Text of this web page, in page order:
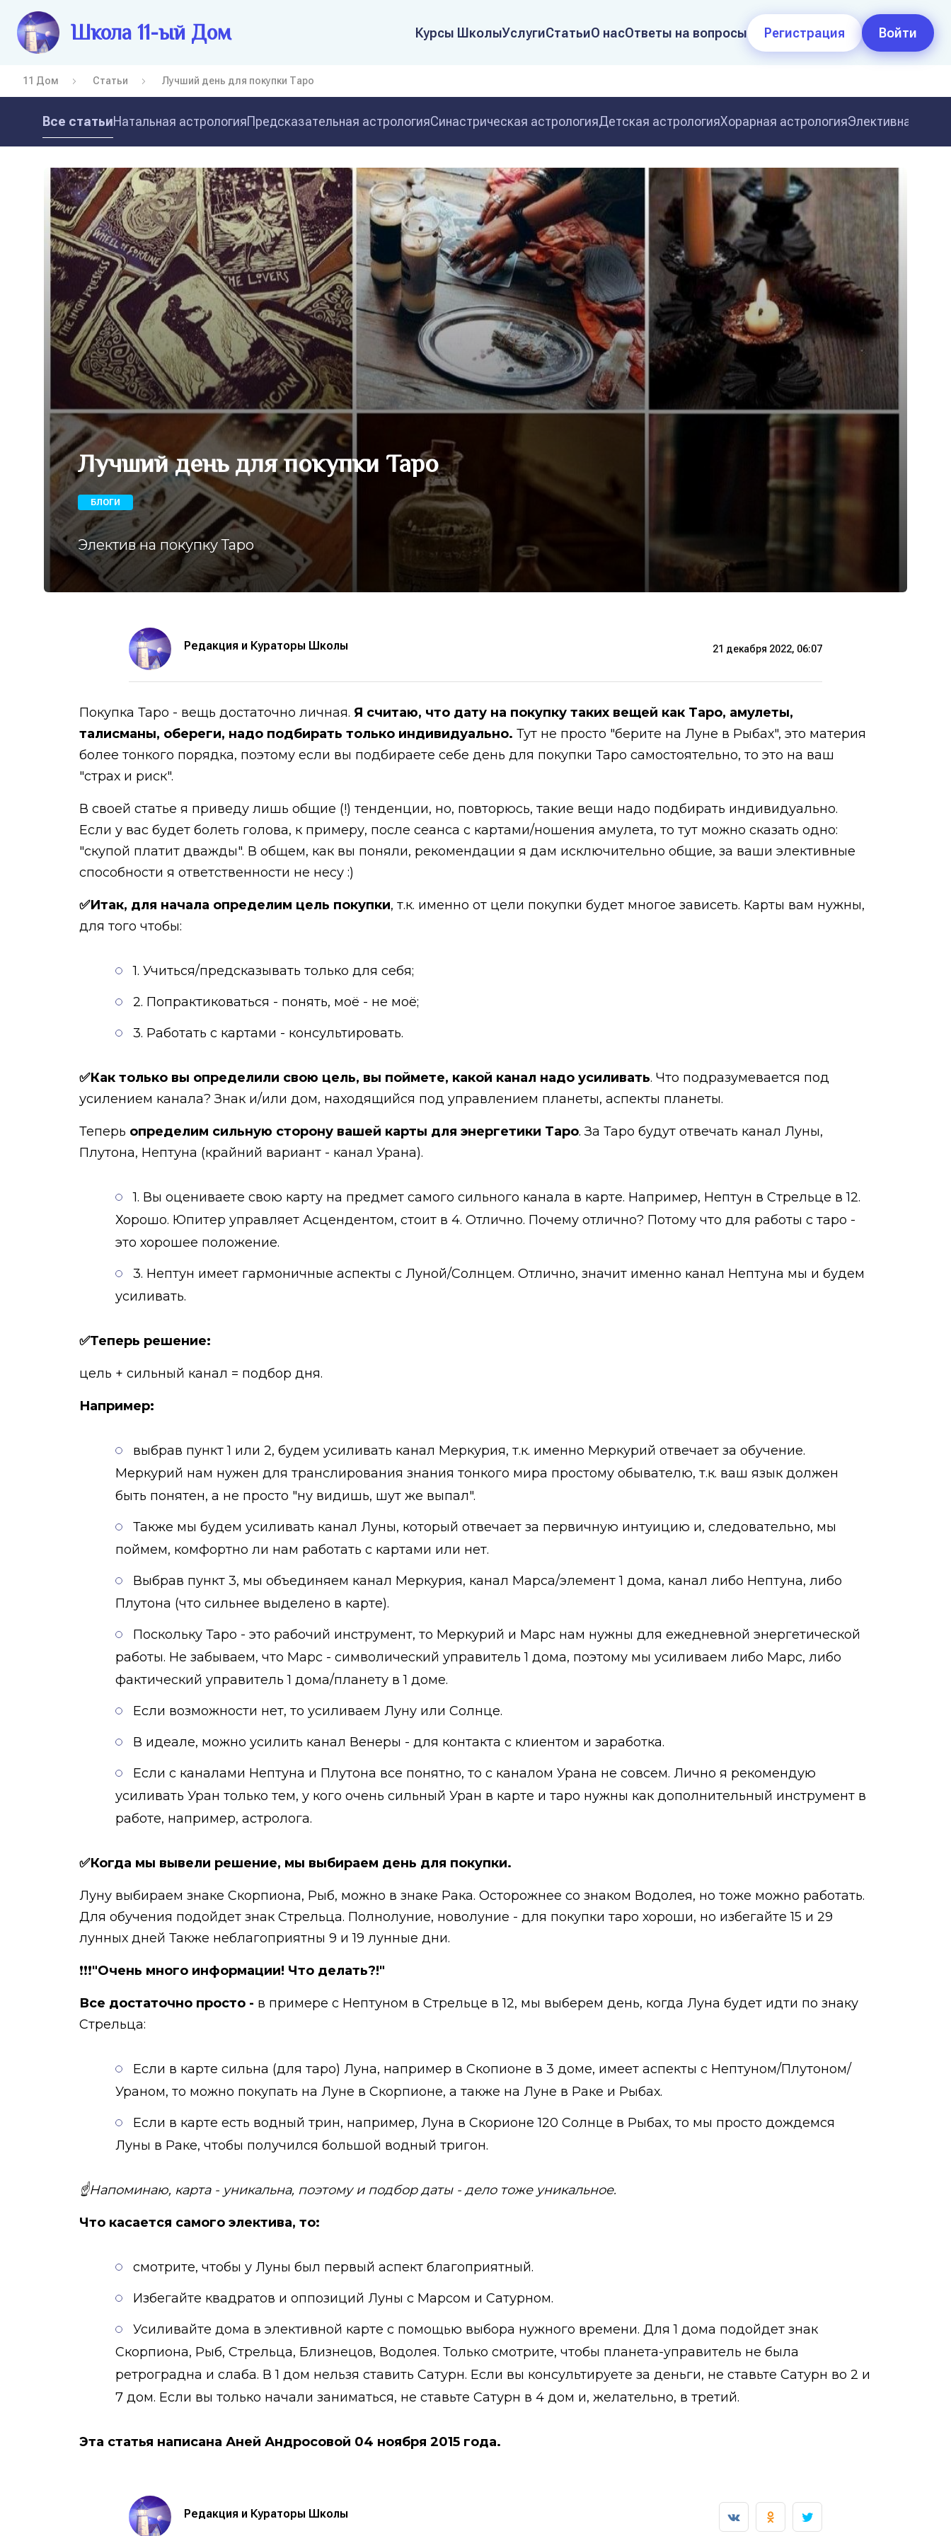
Школа 11-ый Дом Курсы ШколыУслугиСтатьиО насОтветы на вопросы Регистрация Войти
11 Дом Статьи Лучший день для покупки Таро
Все статьиНатальная астрологияПредсказательная астрологияСинастрическая астрологияДетская астрологияХорарная астрологияЭлективная
Лучший день для покупки Таро
БЛОГИ
Электив на покупку Таро
Редакция и Кураторы Школы 21 декабря 2022, 06:07
Покупка Таро - вещь достаточно личная. Я считаю, что дату на покупку таких вещей как Таро, амулеты,
талисманы, обереги, надо подбирать только индивидуально. Тут не просто "берите на Луне в Рыбах", это материя
более тонкого порядка, поэтому если вы подбираете себе день для покупки Таро самостоятельно, то это на ваш
"страх и риск".
В своей статье я приведу лишь общие (!) тенденции, но, повторюсь, такие вещи надо подбирать индивидуально.
Если у вас будет болеть голова, к примеру, после сеанса с картами/ношения амулета, то тут можно сказать одно:
"скупой платит дважды". В общем, как вы поняли, рекомендации я дам исключительно общие, за ваши элективные
способности я ответственности не несу :)
✅Итак, для начала определим цель покупки, т.к. именно от цели покупки будет многое зависеть. Карты вам нужны,
для того чтобы:
1. Учиться/предсказывать только для себя;
2. Попрактиковаться - понять, моё - не моё;
3. Работать с картами - консультировать.
✅Как только вы определили свою цель, вы поймете, какой канал надо усиливать. Что подразумевается под
усилением канала? Знак и/или дом, находящийся под управлением планеты, аспекты планеты.
Теперь определим сильную сторону вашей карты для энергетики Таро. За Таро будут отвечать канал Луны,
Плутона, Нептуна (крайний вариант - канал Урана).
1. Вы оцениваете свою карту на предмет самого сильного канала в карте. Например, Нептун в Стрельце в 12.
Хорошо. Юпитер управляет Асцендентом, стоит в 4. Отлично. Почему отлично? Потому что для работы с таро -
это хорошее положение.
3. Нептун имеет гармоничные аспекты с Луной/Солнцем. Отлично, значит именно канал Нептуна мы и будем
усиливать.
✅Теперь решение:
цель + сильный канал = подбор дня.
Например:
выбрав пункт 1 или 2, будем усиливать канал Меркурия, т.к. именно Меркурий отвечает за обучение.
Меркурий нам нужен для транслирования знания тонкого мира простому обывателю, т.к. ваш язык должен
быть понятен, а не просто "ну видишь, шут же выпал".
Также мы будем усиливать канал Луны, который отвечает за первичную интуицию и, следовательно, мы
поймем, комфортно ли нам работать с картами или нет.
Выбрав пункт 3, мы объединяем канал Меркурия, канал Марса/элемент 1 дома, канал либо Нептуна, либо
Плутона (что сильнее выделено в карте).
Поскольку Таро - это рабочий инструмент, то Меркурий и Марс нам нужны для ежедневной энергетической
работы. Не забываем, что Марс - символический управитель 1 дома, поэтому мы усиливаем либо Марс, либо
фактический управитель 1 дома/планету в 1 доме.
Если возможности нет, то усиливаем Луну или Солнце.
В идеале, можно усилить канал Венеры - для контакта с клиентом и заработка.
Если с каналами Нептуна и Плутона все понятно, то с каналом Урана не совсем. Лично я рекомендую
усиливать Уран только тем, у кого очень сильный Уран в карте и таро нужны как дополнительный инструмент в
работе, например, астролога.
✅Когда мы вывели решение, мы выбираем день для покупки.
Луну выбираем знаке Скорпиона, Рыб, можно в знаке Рака. Осторожнее со знаком Водолея, но тоже можно работать.
Для обучения подойдет знак Стрельца. Полнолуние, новолуние - для покупки таро хороши, но избегайте 15 и 29
лунных дней Также неблагоприятны 9 и 19 лунные дни.
❗❗❗"Очень много информации! Что делать?!"
Все достаточно просто - в примере с Нептуном в Стрельце в 12, мы выберем день, когда Луна будет идти по знаку
Стрельца:
Если в карте сильна (для таро) Луна, например в Скопионе в 3 доме, имеет аспекты с Нептуном/Плутоном/
Ураном, то можно покупать на Луне в Скорпионе, а также на Луне в Раке и Рыбах.
Если в карте есть водный трин, например, Луна в Скорионе 120 Солнце в Рыбах, то мы просто дождемся
Луны в Раке, чтобы получился большой водный тригон.
☝Напоминаю, карта - уникальна, поэтому и подбор даты - дело тоже уникальное.
Что касается самого электива, то:
смотрите, чтобы у Луны был первый аспект благоприятный.
Избегайте квадратов и оппозиций Луны с Марсом и Сатурном.
Усиливайте дома в элективной карте с помощью выбора нужного времени. Для 1 дома подойдет знак
Скорпиона, Рыб, Стрельца, Близнецов, Водолея. Только смотрите, чтобы планета-управитель не была
ретроградна и слаба. В 1 дом нельзя ставить Сатурн. Если вы консультируете за деньги, не ставьте Сатурн во 2 и
7 дом. Если вы только начали заниматься, не ставьте Сатурн в 4 дом и, желательно, в третий.
Эта статья написана Аней Андросовой 04 ноября 2015 года.
Редакция и Кураторы Школы